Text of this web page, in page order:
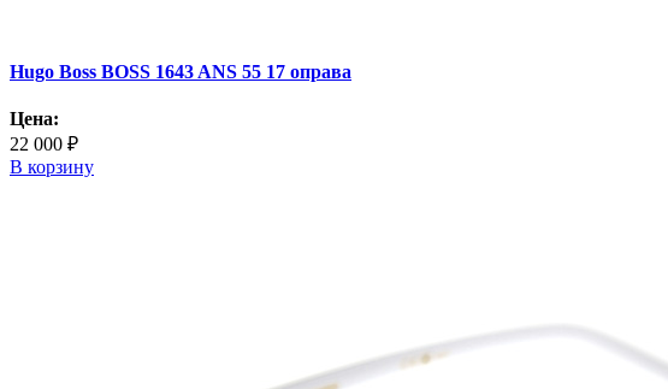
Hugo Boss BOSS 1643 ANS 55 17 оправа
Цена:
22 000 ₽
В корзину